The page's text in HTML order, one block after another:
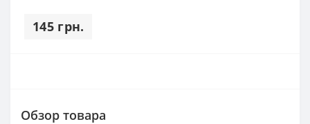
145 грн.
Обзор товара